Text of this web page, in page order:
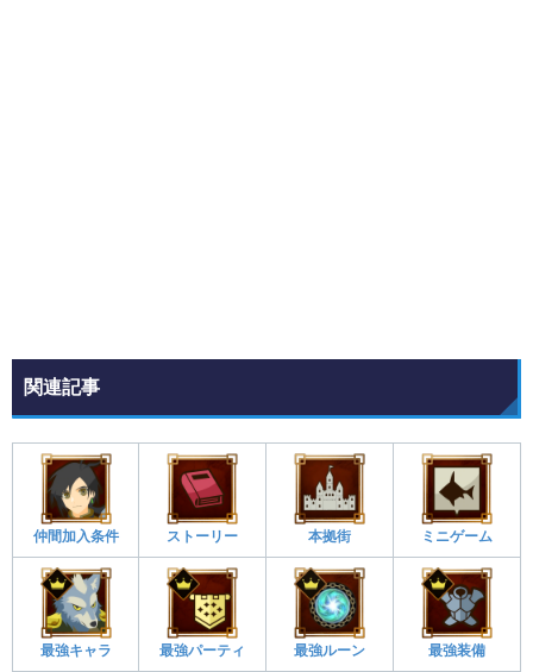
関連記事
仲間加入条件 ストーリー 本拠街 ミニゲーム
最強キャラ 最強パーティ 最強ルーン 最強装備